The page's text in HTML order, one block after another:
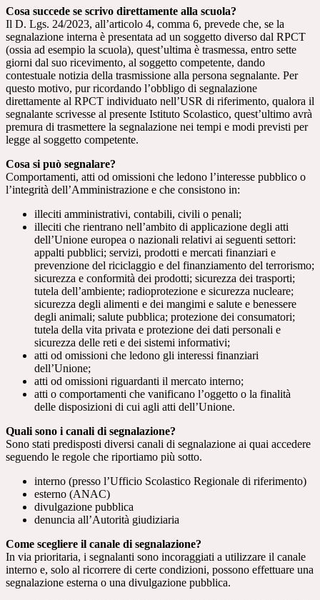
Cosa succede se scrivo direttamente alla scuola?
Il D. Lgs. 24/2023, all’articolo 4, comma 6, prevede che, se la
segnalazione interna è presentata ad un soggetto diverso dal RPCT
(ossia ad esempio la scuola), quest’ultima è trasmessa, entro sette
giorni dal suo ricevimento, al soggetto competente, dando
contestuale notizia della trasmissione alla persona segnalante. Per
questo motivo, pur ricordando l’obbligo di segnalazione
direttamente al RPCT individuato nell’USR di riferimento, qualora il
segnalante scrivesse al presente Istituto Scolastico, quest’ultimo avrà
premura di trasmettere la segnalazione nei tempi e modi previsti per
legge al soggetto competente.
Cosa si può segnalare?
Comportamenti, atti od omissioni che ledono l’interesse pubblico o
l’integrità dell’Amministrazione e che consistono in:
illeciti amministrativi, contabili, civili o penali;
illeciti che rientrano nell’ambito di applicazione degli atti
dell’Unione europea o nazionali relativi ai seguenti settori:
appalti pubblici; servizi, prodotti e mercati finanziari e
prevenzione del riciclaggio e del finanziamento del terrorismo;
sicurezza e conformità dei prodotti; sicurezza dei trasporti;
tutela dell’ambiente; radioprotezione e sicurezza nucleare;
sicurezza degli alimenti e dei mangimi e salute e benessere
degli animali; salute pubblica; protezione dei consumatori;
tutela della vita privata e protezione dei dati personali e
sicurezza delle reti e dei sistemi informativi;
atti od omissioni che ledono gli interessi finanziari
dell’Unione;
atti od omissioni riguardanti il mercato interno;
atti o comportamenti che vanificano l’oggetto o la finalità
delle disposizioni di cui agli atti dell’Unione.
Quali sono i canali di segnalazione?
Sono stati predisposti diversi canali di segnalazione ai quai accedere
seguendo le regole che riportiamo più sotto.
interno (presso l’Ufficio Scolastico Regionale di riferimento)
esterno (ANAC)
divulgazione pubblica
denuncia all’Autorità giudiziaria
Come scegliere il canale di segnalazione?
In via prioritaria, i segnalanti sono incoraggiati a utilizzare il canale
interno e, solo al ricorrere di certe condizioni, possono effettuare una
segnalazione esterna o una divulgazione pubblica.